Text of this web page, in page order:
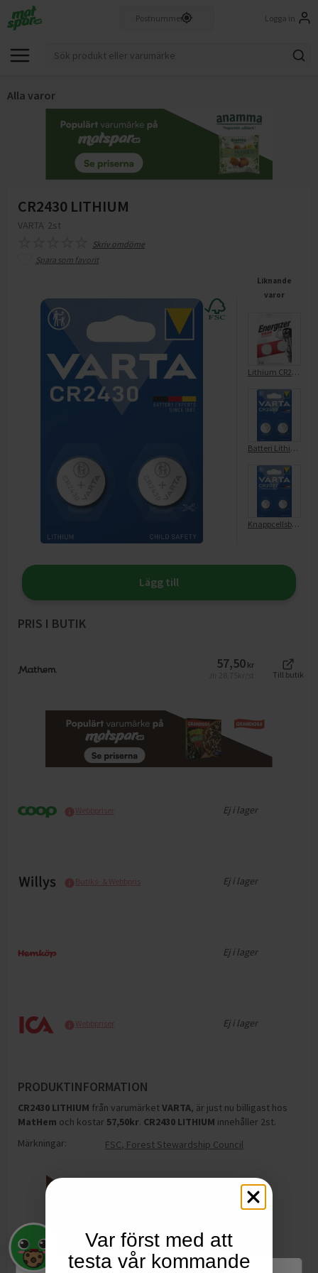
Logga in
Alla varor
CR2430 LITHIUM
VARTA 2st
Skriv omdöme
Spara som favorit
Liknande
varor
Lithium CR2430 2pk
Batteri Lithium CR2450
Knappcellsbatteri CR2032 Litium
Lägg till
PRIS I BUTIK
57,50 kr
Till butik
Webbpriser Ej i lager
Butiks- & Webbpris Ej i lager
Ej i lager
Webbpriser Ej i lager
PRODUKTINFORMATION
CR2430 LITHIUM från varumärketVARTA, är just nu billigast hos
MatHem och kostar 57,50kr. CR2430 LITHIUM innehåller 2st.
Märkningar:
FSC, Forest Stewardship Council
Var först med att
testa vår kommande